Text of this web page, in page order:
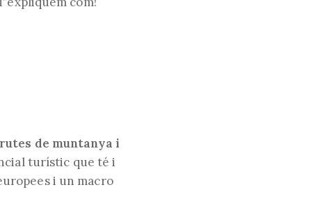
de muntanya i
turístic que té i
i un macro